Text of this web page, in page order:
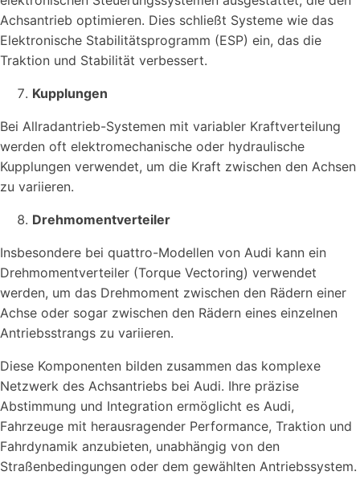
Achsantrieb optimieren. Dies schließt Systeme wie das
Elektronische Stabilitätsprogramm (ESP) ein, das die
Traktion und Stabilität verbessert.
Kupplungen
Bei Allradantrieb-Systemen mit variabler Kraftverteilung
werden oft elektromechanische oder hydraulische
Kupplungen verwendet, um die Kraft zwischen den Achsen
zu variieren.
Drehmomentverteiler
Insbesondere bei quattro-Modellen von Audi kann ein
Drehmomentverteiler (Torque Vectoring) verwendet
werden, um das Drehmoment zwischen den Rädern einer
Achse oder sogar zwischen den Rädern eines einzelnen
Antriebsstrangs zu variieren.
Diese Komponenten bilden zusammen das komplexe
Netzwerk des Achsantriebs bei Audi. Ihre präzise
Abstimmung und Integration ermöglicht es Audi,
Fahrzeuge mit herausragender Performance, Traktion und
Fahrdynamik anzubieten, unabhängig von den
Straßenbedingungen oder dem gewählten Antriebssystem.